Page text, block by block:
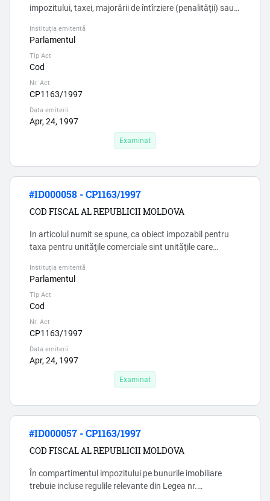
impozitului, taxei, majorării de întîrziere (penalităţii) sau
concrete dacă darea de seamă fiscală care stabileşte
obligaţia fiscală conţine informaţii ce induc în eroare sau
reflectă fapte ce constituie infracţiuni fiscale ori nu a fost
prezentată. Acest alineat incalca drepturil...
Instituția emitentă
Parlamentul
Tip Act
Cod
Nr. Act
CP1163/1997
Data emiterii
Apr, 24, 1997
Examinat
#ID000058 - CP1163/1997
COD FISCAL AL REPUBLICII MOLDOVA
In articolul numit se spune, ca obiect impozabil pentru
taxa pentru unităţile comerciale sint unităţile care
comerţul interior nr.231/2010 (conform CAEM), insa intr-
o unitate de comert pot fi mai multe tipuri de activitati,
deci apare intrebarea, cum anume se achita cota.
Explicatii clare nu-s, si aici e un moment coruption...
Instituția emitentă
Parlamentul
Tip Act
Cod
Nr. Act
CP1163/1997
Data emiterii
Apr, 24, 1997
Examinat
#ID000057 - CP1163/1997
COD FISCAL AL REPUBLICII MOLDOVA
În compartimentul impozitului pe bunurile imobiliare
trebuie incluse regulile relevante din Legea nr.